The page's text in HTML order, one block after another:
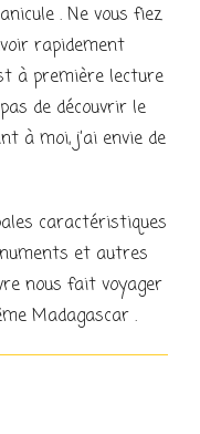
. Ne vous fiez
rapidement
à première lecture
de découvrir le
à moi, j’ai envie de
caractéristiques
et autres
nous fait voyager
Madagascar .